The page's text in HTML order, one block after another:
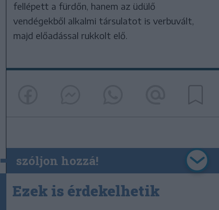
fellépett a fürdőn, hanem az üdülő
vendégekből alkalmi társulatot is verbuvált,
majd előadással rukkolt elő.
szóljon hozzá!
Ezek is érdekelhetik